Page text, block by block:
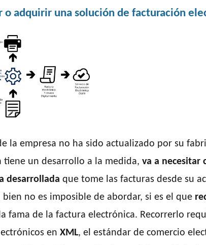
o adquirir una solución de facturación
la empresa no ha sido actualizado por su
tiene un desarrollo a la medida, va a necesitar
desarrollada que tome las facturas desde su
bien no es imposible de abordar, si es el que
fama de la factura electrónica. Recorrerlo
en XML, el estándar de comercio